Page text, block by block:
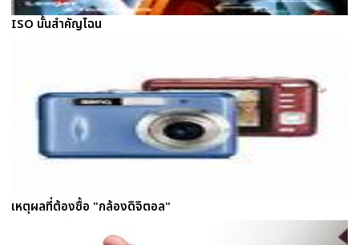
ISO นั้นสำคัญไฉน
เหตุผลที่ต้องซื้อ "กล้องดิจิตอล"